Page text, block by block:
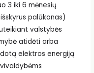
3 iki 6 mėnesių
palūkanas)
valstybės
atidėti arba
elektros energiją